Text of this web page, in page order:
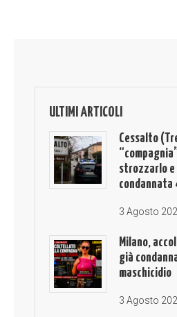
ULTIMI ARTICOLI
Cessalto
strozzarlo e
condannata
3 Agosto
Milano,
già
maschicidio
3 Agosto